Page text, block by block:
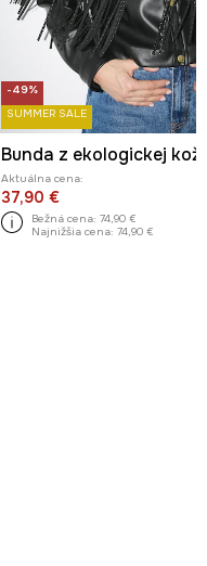
-49%
SUMMER SALE
Bunda z ekologickej
Aktuálna cena:
37,90 €
Bežná cena: 74,90 €
Najnižšia cena: 74,90 €